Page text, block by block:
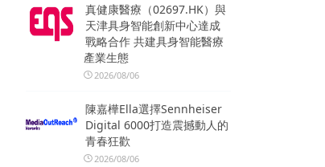
真健康醫療（02697.HK）與
天津具身智能創新中心達成
戰略合作 共建具身智能醫療
產業生態
2026/08/06
陳嘉樺Ella選擇Sennheiser
Digital 6000打造震撼動人的
青春狂歡
2026/08/06